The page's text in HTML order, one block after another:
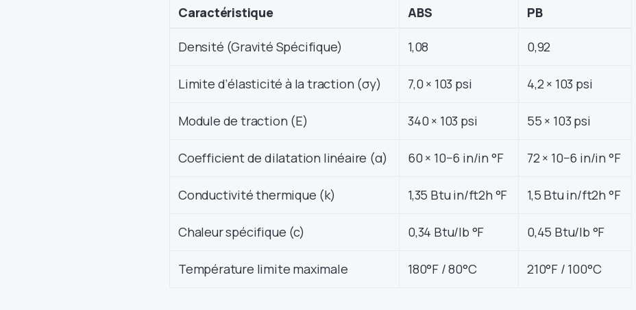
Caractéristique ABS PB
Densité (Gravité Spécifique) 1,08 0,92
Limite d’élasticité à la traction (σy) 7,0 × 103 psi 4,2 × 103 psi
Module de traction (E) 340 × 103 psi 55 × 103 psi
Coefficient de dilatation linéaire (α) 60 × 10−6 in/in °F 72 × 10−6 in/in °F
Conductivité thermique (k) 1,35 Btu in/ft2h °F 1,5 Btu in/ft2h °F
Chaleur spécifique (c) 0,34 Btu/lb °F 0,45 Btu/lb °F
Température limite maximale 180°F / 80°C 210°F / 100°C